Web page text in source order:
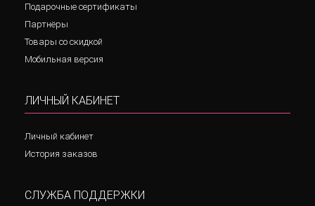
Подарочные сертификаты
Партнёры
Товары со скидкой
Мобильная версия
ЛИЧНЫЙ КАБИНЕТ
Личный кабинет
История заказов
СЛУЖБА ПОДДЕРЖКИ